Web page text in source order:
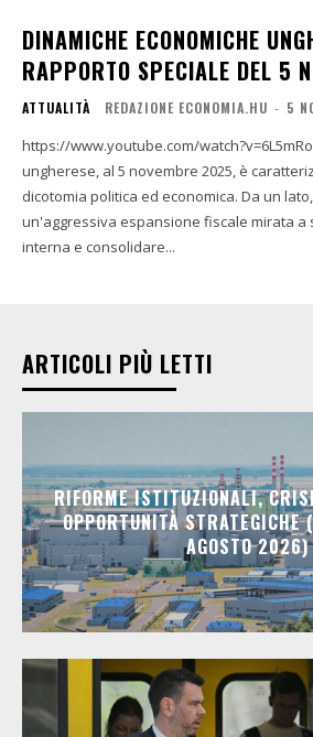
DINAMICHE ECONOMICHE
RAPPORTO SPECIALE DEL 5
ATTUALITÀ REDAZIONE ECONOMIA.HU - 5
https://www.youtube.com/watch?v=6L5mRokcBuc
ungherese, al 5 novembre 2025, è
dicotomia politica ed economica. Da un
un'aggressiva espansione fiscale mirata a
interna e consolidare...
ARTICOLI PIÙ LETTI
RIFORME ISTITUZIONALI,
OPPORTUNITÀ
AGOSTO 2026)